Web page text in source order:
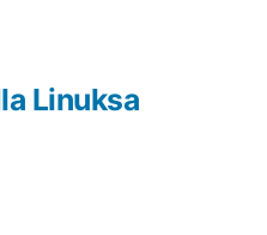
Linuksa